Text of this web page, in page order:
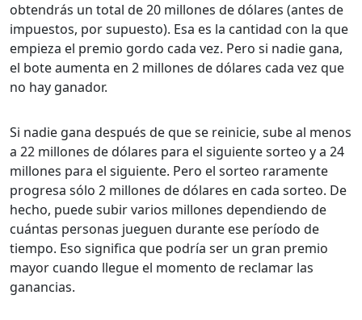
obtendrás un total de 20 millones de dólares (antes de
impuestos, por supuesto). Esa es la cantidad con la que
empieza el premio gordo cada vez. Pero si nadie gana,
el bote aumenta en 2 millones de dólares cada vez que
no hay ganador.
Si nadie gana después de que se reinicie, sube al menos
a 22 millones de dólares para el siguiente sorteo y a 24
millones para el siguiente. Pero el sorteo raramente
progresa sólo 2 millones de dólares en cada sorteo. De
hecho, puede subir varios millones dependiendo de
cuántas personas jueguen durante ese período de
tiempo. Eso significa que podría ser un gran premio
mayor cuando llegue el momento de reclamar las
ganancias.